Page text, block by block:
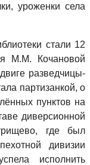
уроженки села
стали 12
М.М. Кочановой
разведчицы-
партизанкой, о
пунктов на
диверсионной
где был
дивизии
исполнить